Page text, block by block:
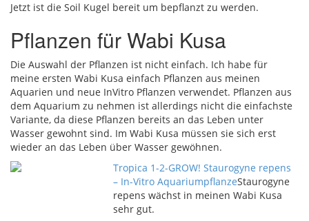
Jetzt ist die Soil Kugel bereit um bepflanzt zu werden.
Pflanzen für Wabi Kusa
Die Auswahl der Pflanzen ist nicht einfach. Ich habe für
meine ersten Wabi Kusa einfach Pflanzen aus meinen
Aquarien und neue InVitro Pflanzen verwendet. Pflanzen aus
dem Aquarium zu nehmen ist allerdings nicht die einfachste
Variante, da diese Pflanzen bereits an das Leben unter
Wasser gewohnt sind. Im Wabi Kusa müssen sie sich erst
wieder an das Leben über Wasser gewöhnen.
Tropica 1-2-GROW! Staurogyne repens
– In-Vitro AquariumpflanzeStaurogyne
repens wächst in meinen Wabi Kusa
sehr gut.